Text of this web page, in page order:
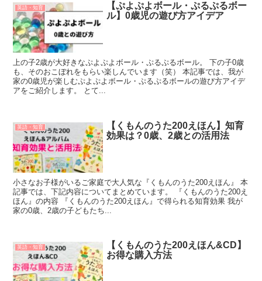
英語・知育
【ぷよぷよボール・ぷるぷるボー
ル】0歳児の遊び方アイデア
上の子2歳が大好きなぷよぷよボール・ぷるぷるボール。 下の子0歳
も、そのおこぼれをもらい楽しんでいます（笑） 本記事では、我が
家の0歳児が楽しむぷよぷよボール・ぷるぷるボールの遊び方アイデ
アをご紹介します。 とて...
英語・知育
【くもんのうた200えほん】知育
効果は？0歳、2歳との活用法
小さなお子様がいるご家庭で大人気な『くもんのうた200えほん』 本
記事では、下記内容についてまとめています。 『くもんのうた200え
ほん』の内容 『くもんのうた200えほん』で得られる知育効果 我が
家の0歳、2歳の子どもたち...
英語・知育
【くもんのうた200えほん&CD】
お得な購入方法